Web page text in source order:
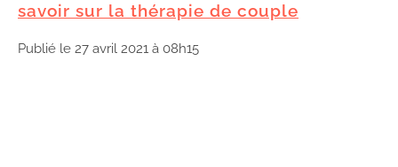
savoir sur la thérapie de couple
Publié le 27 avril 2021 à 08h15